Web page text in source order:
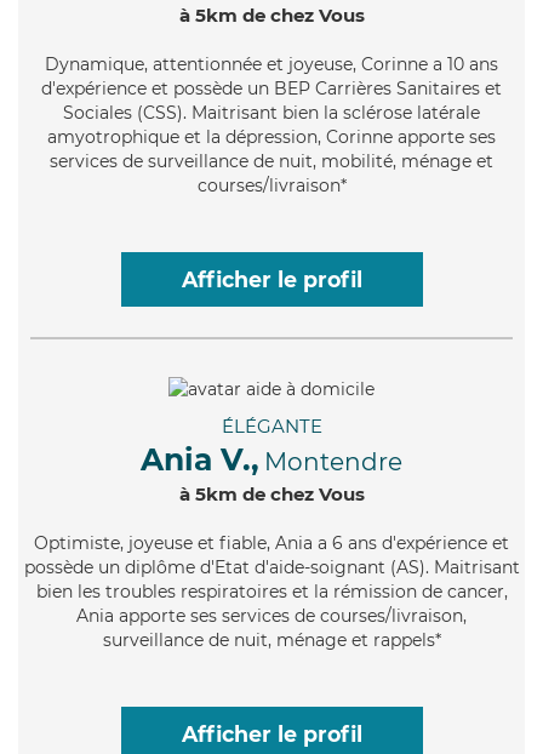
à 5km de chez Vous
Dynamique, attentionnée et joyeuse, Corinne a 10 ans
d'expérience et possède un BEP Carrières Sanitaires et
Sociales (CSS). Maitrisant bien la sclérose latérale
amyotrophique et la dépression, Corinne apporte ses
services de surveillance de nuit, mobilité, ménage et
courses/livraison*
Afficher le profil
ÉLÉGANTE
Ania V., Montendre
à 5km de chez Vous
Optimiste, joyeuse et fiable, Ania a 6 ans d'expérience et
possède un diplôme d'Etat d'aide-soignant (AS). Maitrisant
bien les troubles respiratoires et la rémission de cancer,
Ania apporte ses services de courses/livraison,
surveillance de nuit, ménage et rappels*
Afficher le profil